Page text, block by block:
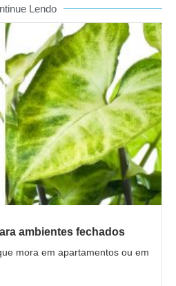
Lendo
ambientes fechados
mora em apartamentos ou em